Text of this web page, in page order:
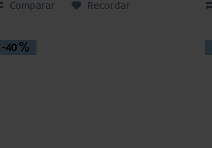
Comparar Recordar
-40